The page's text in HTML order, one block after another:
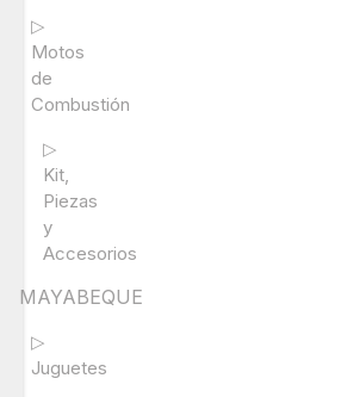
▷
Motos
de
Combustión
▷
Kit,
Piezas
y
Accesorios
MAYABEQUE
▷
Juguetes